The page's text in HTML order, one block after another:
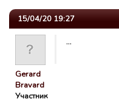
15/04/20 19:27
Gerard
Bravard
Участник
...